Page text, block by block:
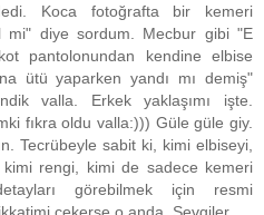
Koca fotoğrafta bir kemeri
mi" diye sordum. Mecbur gibi "E
pantolonundan kendine elbise
ütü yaparken yandı mı demiş"
valla. Erkek yaklaşımı işte.
fıkra oldu valla:))) Güle güle giy.
Tecrübeyle sabit ki, kimi elbiseyi,
kimi rengi, kimi de sadece kemeri
görebilmek için resmi